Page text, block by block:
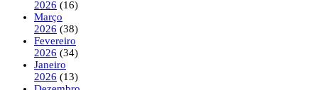
2026 (16)
Março
2026 (38)
Fevereiro
2026 (34)
Janeiro
2026 (13)